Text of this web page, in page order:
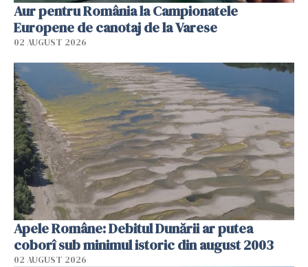
Aur pentru România la Campionatele
Europene de canotaj de la Varese
02 AUGUST 2026
Apele Române: Debitul Dunării ar putea
coborî sub minimul istoric din august 2003
02 AUGUST 2026